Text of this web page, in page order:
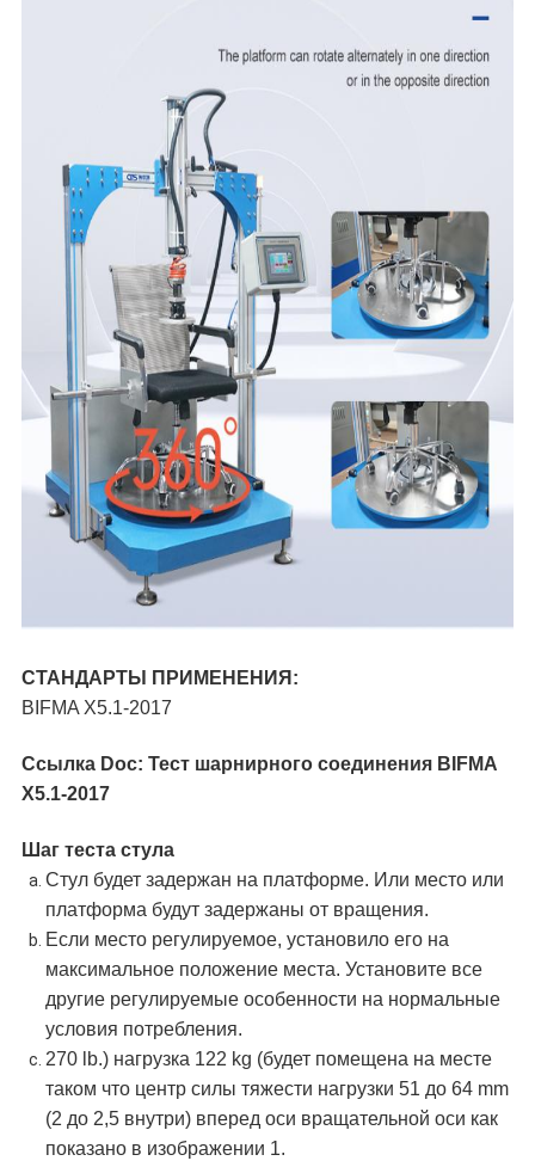
СТАНДАРТЫ ПРИМЕНЕНИЯ:
BIFMA X5.1-2017
Ссылка Doc: Тест шарнирного соединения BIFMA
X5.1-2017
Шаг теста стула
Стул будет задержан на платформе. Или место или
платформа будут задержаны от вращения.
Если место регулируемое, установило его на
максимальное положение места. Установите все
другие регулируемые особенности на нормальные
условия потребления.
270 lb.) нагрузка 122 kg (будет помещена на месте
таком что центр силы тяжести нагрузки 51 до 64 mm
(2 до 2,5 внутри) вперед оси вращательной оси как
показано в изображении 1.